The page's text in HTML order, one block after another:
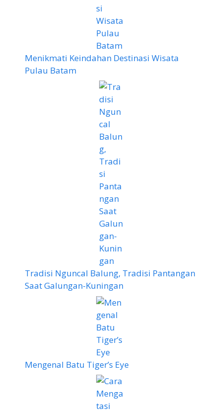
Menikmati Keindahan Destinasi Wisata
Pulau Batam
Tradisi Nguncal Balung, Tradisi Pantangan
Saat Galungan-Kuningan
Mengenal Batu Tiger’s Eye